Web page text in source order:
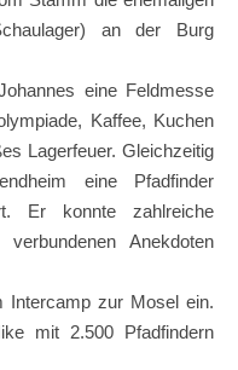
an der Burg
eine Feldmesse
Kaffee, Kuchen
Lagerfeuer. Gleichzeitig
eine Pfadfinder
Er konnte zahlreiche
Anekdoten
Intercamp zur Mosel ein.
mit 2.500 Pfadfindern